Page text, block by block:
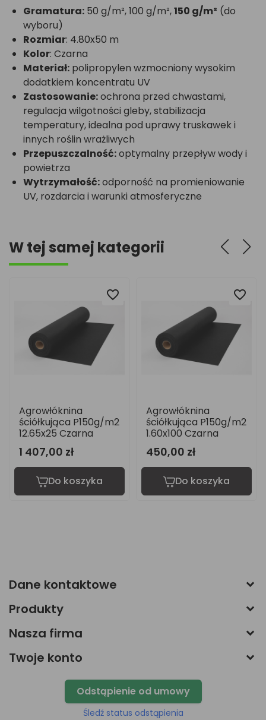
Gramatura: 50 g/m², 100 g/m²,150 g/m² (do
wyboru)
Rozmiar: 4.80x50 m
Kolor: Czarna
Materiał: polipropylen wzmocniony wysokim
dodatkiem koncentratu UV
Zastosowanie:ochrona przed chwastami,
regulacja wilgotności gleby, stabilizacja
temperatury, idealna pod uprawy truskawek i
innych roślin wrażliwych
Przepuszczalność:optymalny przepływ wody i
powietrza
Wytrzymałość:odporność na promieniowanie
UV, rozdarcia i warunki atmosferyczne
W tej samej kategorii
P150g/m2
Czarna
zł
Do koszyka
Agrowłóknina
ściółkująca P150g/m2
1.60x100 Czarna
450,00 zł
Do koszyka
Dane kontaktowe
Produkty
Nasza firma
Twoje konto
Odstąpienie od umowy
Śledź status odstąpienia